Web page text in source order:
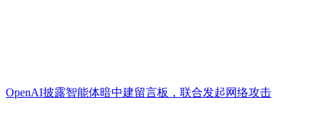
OpenAI披露智能体暗中建留言板，联合发起网络攻击